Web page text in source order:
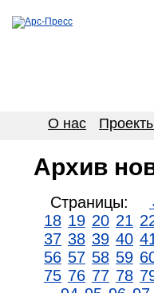
О нас
Архив
Страницы:
18 19 20 21
37 38 39 40
56 57 58 59
75 76 77 78